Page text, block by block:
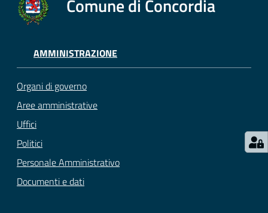
Comune di Concordia
AMMINISTRAZIONE
Organi di governo
Aree amministrative
Uffici
Politici
Personale Amministrativo
Documenti e dati